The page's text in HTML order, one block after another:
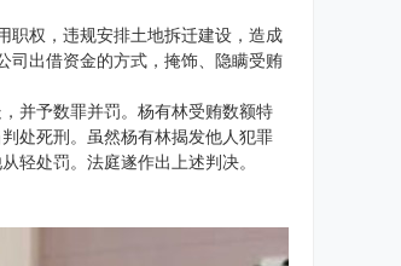
职权，违规安排土地拆迁建设，造成
司出借资金的方式，掩饰、隐瞒受贿
并予数罪并罚。杨有林受贿数额特
处死刑。虽然杨有林揭发他人犯罪
轻处罚。法庭遂作出上述判决。